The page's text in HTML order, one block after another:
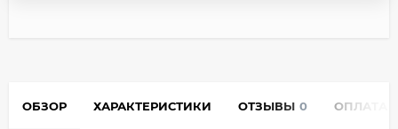
ОБЗОР ХАРАКТЕРИСТИКИ ОТЗЫВЫ 0 ОПЛАТА